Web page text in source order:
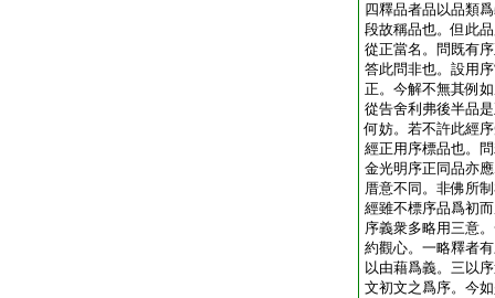
四釋品者品以品類
段故稱品也。但此
從正當名。問既有
答此問非也。設用
正。今解不無其例
從告舍利弗後半品
何妨。若不許此經
經正用序標品也。
金光明序正同品亦
厝意不同。非佛所
經雖不標序品爲初
序義衆多略用三意
約觀心。一略釋者
以由藉爲義。三以
文初文之爲序。今